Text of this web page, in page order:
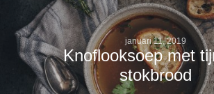
januari 11, 2019
Knoflooksoep met
stokbrood